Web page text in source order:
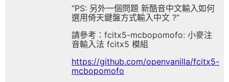
“PS: 另外一個問題 新酷音中文輸入如何
選用倚天鍵盤方式輸入中文 ?”
請參考：fcitx5-mcbopomofo: 小麥注
音輸入法 fcitx5 模組
https://github.com/openvanilla/fcitx5-
mcbopomofo